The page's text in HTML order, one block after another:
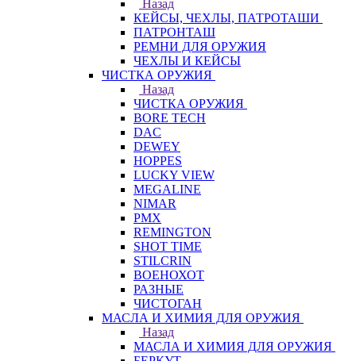
Назад
КЕЙСЫ, ЧЕХЛЫ, ПАТРОТАШИ
ПАТРОНТАШ
РЕМНИ ДЛЯ ОРУЖИЯ
ЧЕХЛЫ И КЕЙСЫ
ЧИСТКА ОРУЖИЯ
Назад
ЧИСТКА ОРУЖИЯ
BORE TECH
DAC
DEWEY
HOPPES
LUCKY VIEW
MEGALINE
NIMAR
PMX
REMINGTON
SHOT TIME
STILCRIN
ВОЕНОХОТ
РАЗНЫЕ
ЧИСТОГАН
МАСЛА И ХИМИЯ ДЛЯ ОРУЖИЯ
Назад
МАСЛА И ХИМИЯ ДЛЯ ОРУЖИЯ